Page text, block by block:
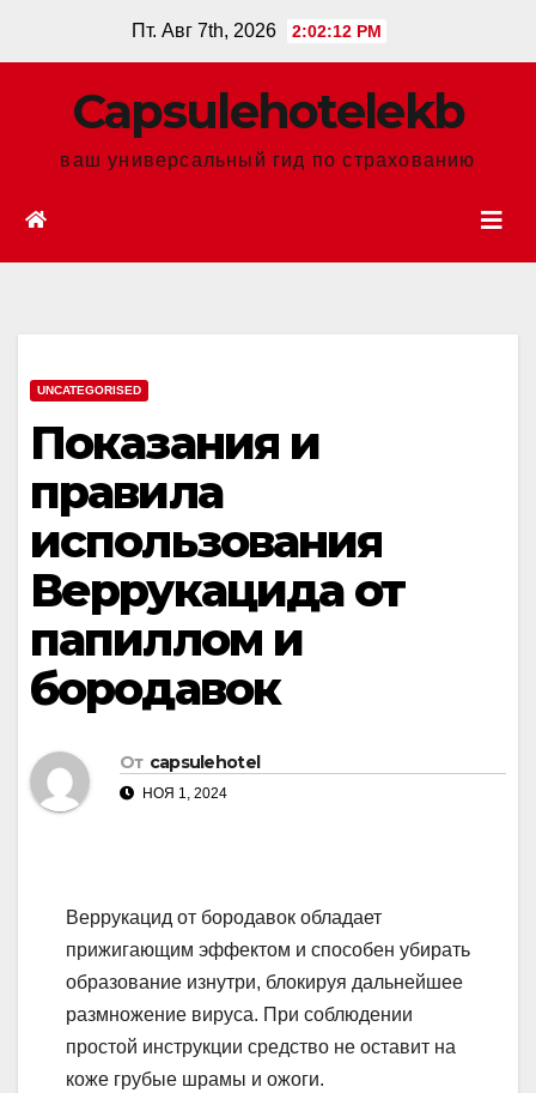
Пт. Авг 7th, 2026 2:02:13 PM
Сapsulehotelekb
ваш универсальный гид по страхованию
UNCATEGORISED
Показания и
правила
использования
Веррукацида от
папиллом и
бородавок
От capsulehotel
НОЯ 1, 2024
Веррукацид от бородавок обладает
прижигающим эффектом и способен убирать
образование изнутри, блокируя дальнейшее
размножение вируса. При соблюдении
простой инструкции средство не оставит на
коже грубые шрамы и ожоги.